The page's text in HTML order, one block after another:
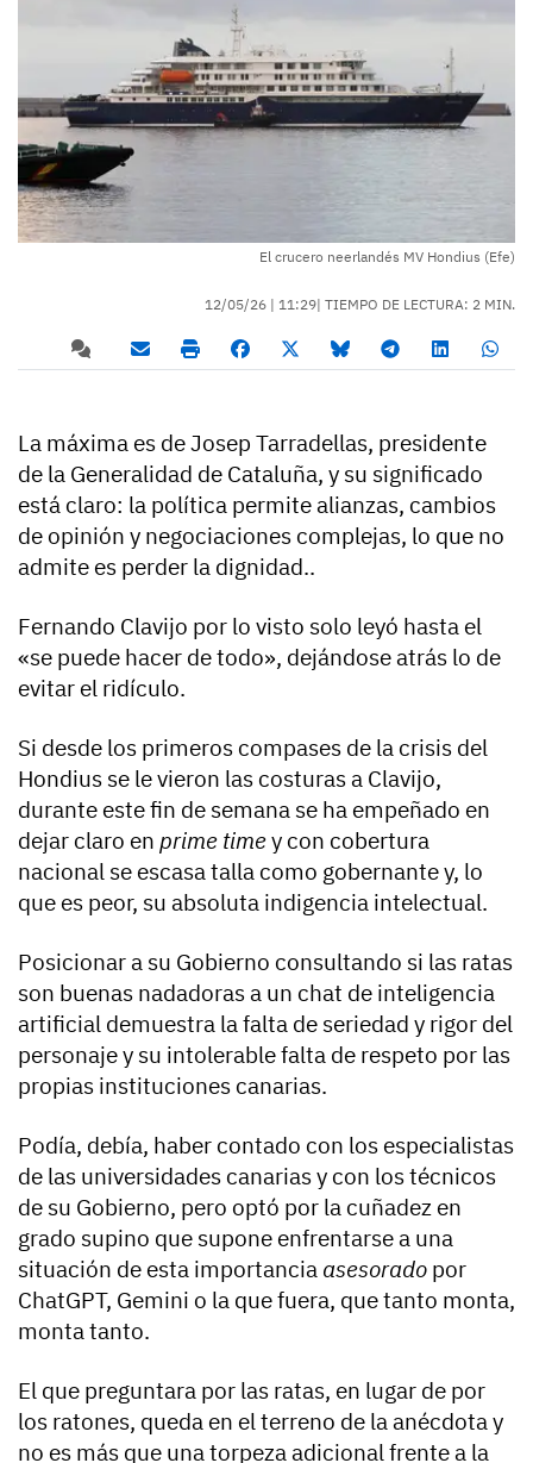
El crucero neerlandés MV Hondius (Efe)
12/05/26 | 11:29| TIEMPO DE LECTURA: 2 MIN.
La máxima es de Josep Tarradellas, presidente
de la Generalidad de Cataluña, y su significado
está claro: la política permite alianzas, cambios
de opinión y negociaciones complejas, lo que no
admite es perder la dignidad..
Fernando Clavijo por lo visto solo leyó hasta el
«se puede hacer de todo», dejándose atrás lo de
evitar el ridículo.
Si desde los primeros compases de la crisis del
Hondius se le vieron las costuras a Clavijo,
durante este fin de semana se ha empeñado en
dejar claro en prime timey con cobertura
nacional se escasa talla como gobernante y, lo
que es peor, su absoluta indigencia intelectual.
Posicionar a su Gobierno consultando si las ratas
son buenas nadadoras a un chat de inteligencia
artificial demuestra la falta de seriedad y rigor del
personaje y su intolerable falta de respeto por las
propias instituciones canarias.
Podía, debía, haber contado con los especialistas
de las universidades canarias y con los técnicos
de su Gobierno, pero optó por la cuñadez en
grado supino que supone enfrentarse a una
situación de esta importancia asesorado por
ChatGPT, Gemini o la que fuera, que tanto monta,
monta tanto.
El que preguntara por las ratas, en lugar de por
los ratones, queda en el terreno de la anécdota y
no es más que una torpeza adicional frente a la